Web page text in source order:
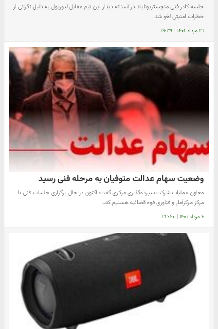
جلسه کادر فنی منچستریونایتد در آستانه دیدار این تیم مقابل لیورپول به دلیل نگرانی از
خطرات امنیتی لغو شد.
۳۱ مرداد ۱۴۰۱ | ۱۹:۳۹
وضعیت سهام عدالت متوفیان به مرحله فنی رسید
معاون عملیات شرکت سپرده‌گذاری مرکزی گفت: اکنون در حال برگزاری جلسات فنی با
مرکز مرکزآمار و فناوری قوه قضائیه هستیم که…
۶ مرداد ۱۴۰۱ | ۲۲:۴۰